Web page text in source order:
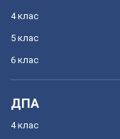
4 клас
5 клас
6 клас
ДПА
4 клас